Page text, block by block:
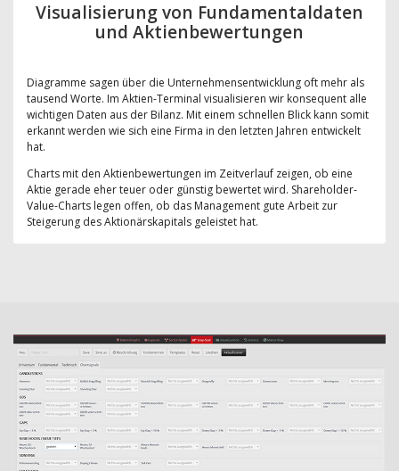
Visualisierung von Fundamentaldaten
und Aktienbewertungen
Diagramme sagen über die Unternehmensentwicklung oft mehr als
tausend Worte. Im Aktien-Terminal visualisieren wir konsequent alle
wichtigen Daten aus der Bilanz. Mit einem schnellen Blick kann somit
erkannt werden wie sich eine Firma in den letzten Jahren entwickelt
hat.
Charts mit den Aktienbewertungen im Zeitverlauf zeigen, ob eine
Aktie gerade eher teuer oder günstig bewertet wird. Shareholder-
Value-Charts legen offen, ob das Management gute Arbeit zur
Steigerung des Aktionärskapitals geleistet hat.